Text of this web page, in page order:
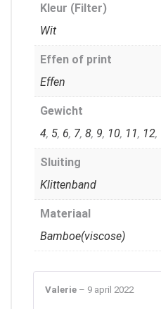
Kleur (Filter)
Wit
Effen of print
Effen
Gewicht
4, 5, 6, 7, 8, 9, 10, 11, 12,
Sluiting
Klittenband
Materiaal
Bamboe(viscose)
Valerie – 9 april 2022